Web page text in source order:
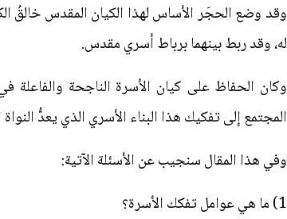
وقد وضع الحجَر الأساس لهذا الكيان المقدس خالقُ
له، وقد ربط بينهما برباط أسري مقدس.
وكان الحفاظ على كيان الأسرة الناجحة والفاعلة
المجتمع إلى تفكيك هذا البناء الأسري الذي يعدُّ
وفي هذا المقال سنجيب عن الأسئلة الآتية:
1) ما هي عوامل تفكك الأسرة؟